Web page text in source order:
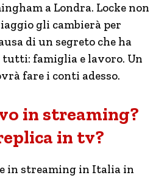
a Londra. Locke non
gli cambierà per
di un segreto che ha
tutti: famiglia e lavoro. Un
fare i conti adesso.
in streaming?
in tv?
in streaming in Italia in